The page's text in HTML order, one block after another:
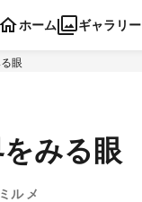
ホーム ギャラリー
眼
みる眼
ル メ